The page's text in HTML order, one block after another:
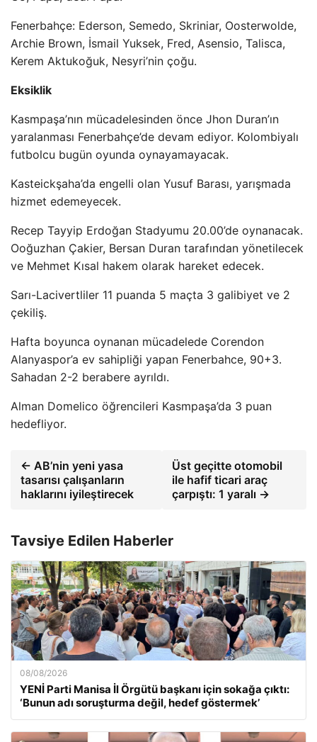
Fenerbahçe: Ederson, Semedo, Skriniar, Oosterwolde,
Archie Brown, İsmail Yuksek, Fred, Asensio, Talisca,
Kerem Aktukoğuk, Nesyri’nin çoğu.
Eksiklik
Kasmpaşa’nın mücadelesinden önce Jhon Duran’ın
yaralanması Fenerbahçe’de devam ediyor. Kolombiyalı
futbolcu bugün oyunda oynayamayacak.
Kasteickşaha’da engelli olan Yusuf Barası, yarışmada
hizmet edemeyecek.
Recep Tayyip Erdoğan Stadyumu 20.00’de oynanacak.
Ooğuzhan Çakier, Bersan Duran tarafından yönetilecek
ve Mehmet Kısal hakem olarak hareket edecek.
Sarı-Lacivertliler 11 puanda 5 maçta 3 galibiyet ve 2
çekiliş.
Hafta boyunca oynanan mücadelede Corendon
Alanyaspor’a ev sahipliği yapan Fenerbahce, 90+3.
Sahadan 2-2 berabere ayrıldı.
Alman Domelico öğrencileri Kasmpaşa’da 3 puan
hedefliyor.
← AB’nin yeni yasa
tasarısı çalışanların
haklarını iyileştirecek
Üst geçitte otomobil
ile hafif ticari araç
çarpıştı: 1 yaralı →
Tavsiye Edilen Haberler
08/08/2026
YENİ Parti Manisa İl Örgütü başkanı için sokağa çıktı:
‘Bunun adı soruşturma değil, hedef göstermek’